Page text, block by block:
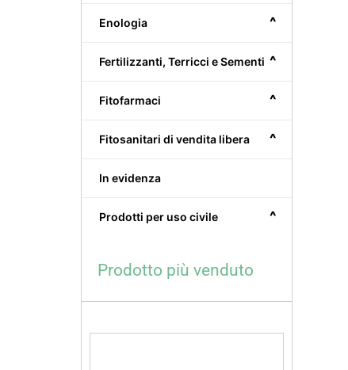
^
Enologia
^
Fertilizzanti, Terricci e Sementi
^
Fitofarmaci
^
Fitosanitari di vendita libera
In evidenza
^
Prodotti per uso civile
Prodotto più venduto